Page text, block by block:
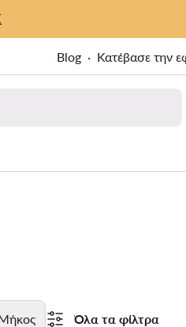
Blog Κατέβασε την
Όλα τα φίλτρα